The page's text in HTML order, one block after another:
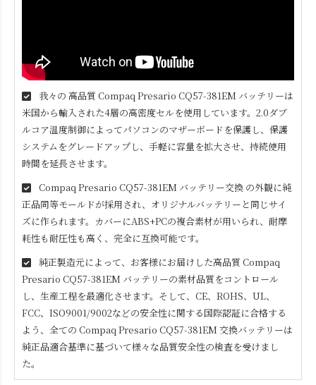
我々の 高品質 Compaq Presario CQ57-381EM バッテリーは
米国から輸入された4層の高密度セルを使用しています。2.0ダブ
ルコア温度制御によってパソコンのマザーボードを保護し、保護
システムをグレードアップし、手軽に容量を拡大させ、持続使用
時間を延長させます。
Compaq Presario CQ57-381EM バッテリー交換 の外観に純
正品同等モールドが採用され、オリジナルバッテリーと同じサイ
ズに作られます。カバーにABS+PCの複合素材が用いられ、耐摩
耗性も耐圧性も高く、完全に互換可能です。
純正製造元によって、お客様にお届けした高品質 Compaq
Presario CQ57-381EM バッテリーの素材品質をコントロール
し、生産工程を最適化させます。そして、CE、ROHS、UL、
FCC、ISO9001/9002などの安全性に関する国際認証に合格する
よう、全ての Compaq Presario CQ57-381EM交換バッテリーは
純正品適合基準に基づいて様々な品質安全性の検査を受けまし
た。